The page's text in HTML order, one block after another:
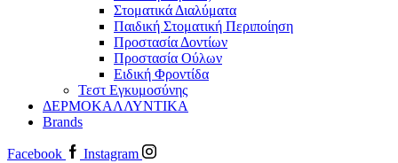
Στοματικά Διαλύματα
Παιδική Στοματική Περιποίηση
Προστασία Δοντίων
Προστασία Ούλων
Ειδική Φροντίδα
Τεστ Εγκυμοσύνης
ΔΕΡΜΟΚΑΛΛΥΝΤΙΚΑ
Brands
Facebook Instagram